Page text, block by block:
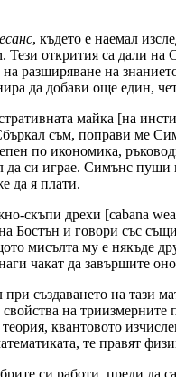
, където е наемал
открития са дали
на разширяване на
да добави още един,
майка [на
съм, поправи ме
по икономика,
да си играе. Симънс пуши
да я плати.
скъпи дрехи [cabana
Бостън и говори със
мисълта му е някъде
чакат да завършите
създаването на тази
на триизмерните
квантовото
те правят
си работи, преди